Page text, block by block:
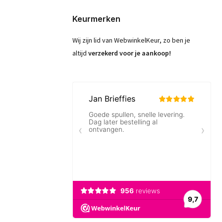
Keurmerken
Wij zijn lid van WebwinkelKeur, zo ben je
altijd verzekerd voor je aankoop!